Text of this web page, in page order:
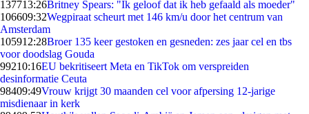
137713:26Britney Spears: "Ik geloof dat ik heb gefaald als moeder"
106609:32Wegpiraat scheurt met 146 km/u door het centrum van
Amsterdam
105912:28Broer 135 keer gestoken en gesneden: zes jaar cel en tbs
voor doodslag Gouda
99210:16EU bekritiseert Meta en TikTok om verspreiden
desinformatie Ceuta
98409:49Vrouw krijgt 30 maanden cel voor afpersing 12-jarige
misdienaar in kerk